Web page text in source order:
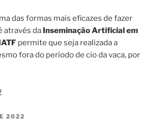
das formas mais eficazes de fazer
através da Inseminação Artificial em
permite que seja realizada a
fora do período de cio da vaca, por
“IATF
Bovinos
2022